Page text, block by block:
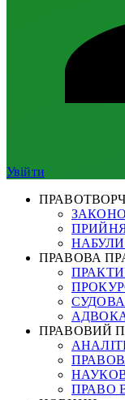
Увійти
ПРАВОВА
ПРАВОВИЙ
ПРАВО